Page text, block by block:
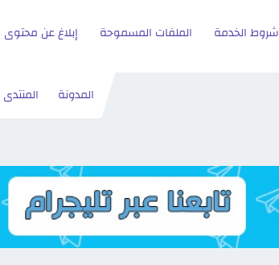
شروط الخدمة الملفات المسموحة إبلاغ عن محتوى
المدونة المنتدى